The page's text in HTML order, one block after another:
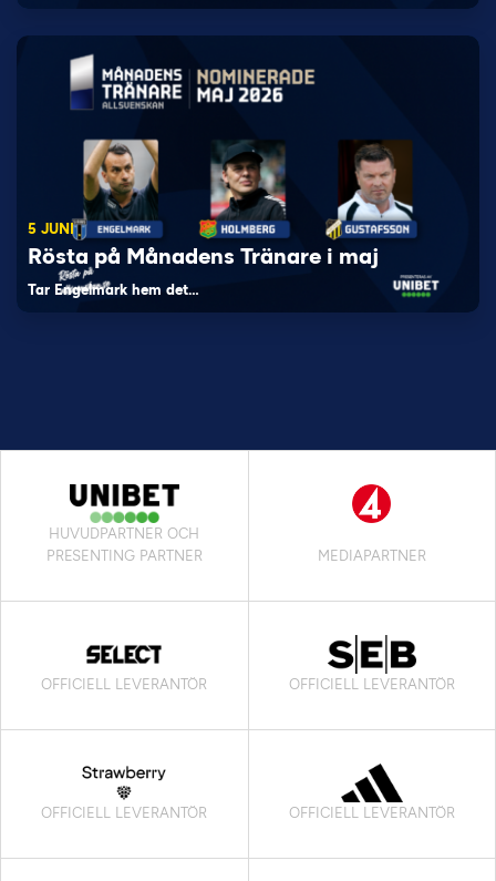
5 JUNI
Rösta på Månadens Tränare i maj
Tar Engelmark hem det…
HUVUDPARTNER OCH
PRESENTING PARTNER
MEDIAPARTNER
OFFICIELL LEVERANTÖR OFFICIELL LEVERANTÖR
OFFICIELL LEVERANTÖR OFFICIELL LEVERANTÖR